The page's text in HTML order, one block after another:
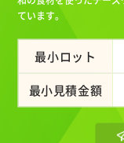
ています。
最小ロット
最小見積金額